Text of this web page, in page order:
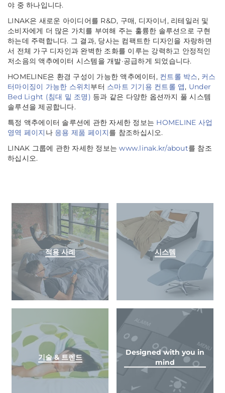
야 중 하나입니다.
LINAK은 새로운 아이디어를 R&D, 구매, 디자이너, 리테일러 및
소비자에게 더 많은 가치를 부여해 주는 훌륭한 솔루션으로 구현
하는데 주력합니다. 그 결과, 당사는 컴팩트한 디자인을 자랑하면
서 전체 가구 디자인과 완벽한 조화를 이루는 강력하고 안정적인
저소음의 액추에이터 시스템을 개발·공급하게 되었습니다.
HOMELINE은 환경 구성이 가능한 액추에이터, 컨트롤 박스, 커스
터마이징이 가능한 스위치부터 스마트 기기용 컨트롤 앱, Under
Bed Light (침대 밑 조명) 등과 같은 다양한 옵션까지 풀 시스템
솔루션을 제공합니다.
특정 액추에이터 솔루션에 관한 자세한 정보는 HOMELINE 사업
영역 페이지 나 응용 제품 페이지를 참조하십시오.
LINAK 그룹에 관한 자세한 정보는www.linak.kr/about를 참조
하십시오.
적용 사례 시스템
기술 & 트렌드
Designed with you in
mind